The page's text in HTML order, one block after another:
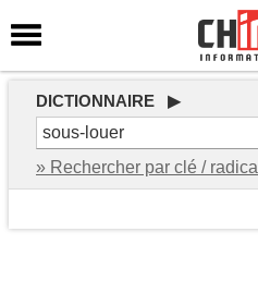
DICTIONNAIRE ▶
» Rechercher par clé / radical